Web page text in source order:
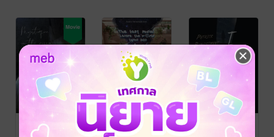
Mystique in
the mirror
The last meal
before the
I love/kill you
Patrick